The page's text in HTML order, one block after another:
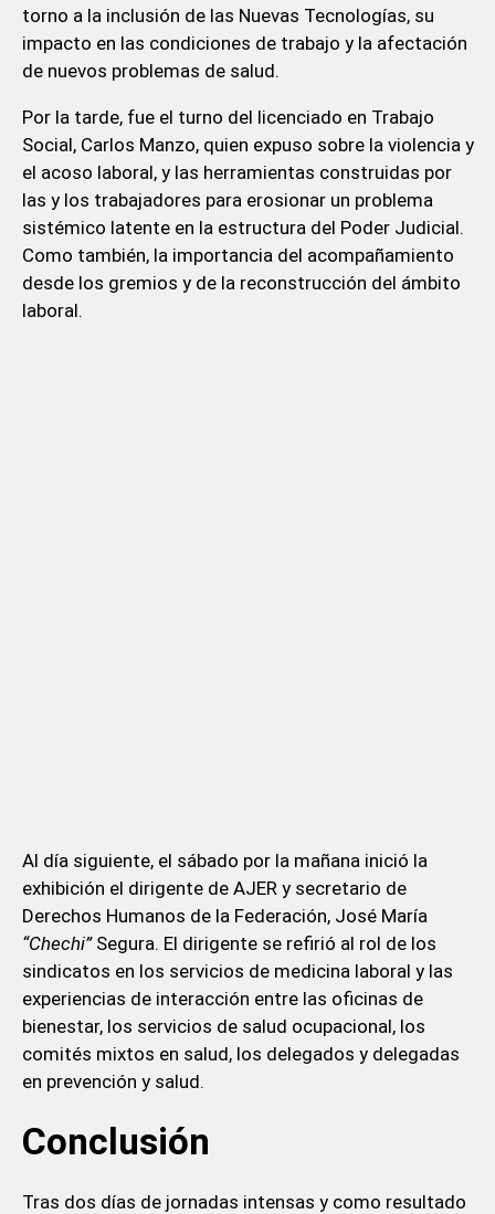
torno a la inclusión de las Nuevas Tecnologías, su
impacto en las condiciones de trabajo y la afectación
de nuevos problemas de salud.
Por la tarde, fue el turno del licenciado en Trabajo
Social, Carlos Manzo, quien expuso sobre la violencia y
el acoso laboral, y las herramientas construidas por
las y los trabajadores para erosionar un problema
sistémico latente en la estructura del Poder Judicial.
Como también, la importancia del acompañamiento
desde los gremios y de la reconstrucción del ámbito
laboral.
Al día siguiente, el sábado por la mañana inició la
exhibición el dirigente de AJER y secretario de
Derechos Humanos de la Federación, José María
“Chechi”Segura. El dirigente se refirió al rol de los
sindicatos en los servicios de medicina laboral y las
experiencias de interacción entre las oficinas de
bienestar, los servicios de salud ocupacional, los
comités mixtos en salud, los delegados y delegadas
en prevención y salud.
Conclusión
Tras dos días de jornadas intensas y como resultado